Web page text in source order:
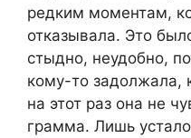
редким моментам,
отказывала. Это
стыдно, неудобно,
кому-то задолжала,
на этот раз она не
грамма. Лишь